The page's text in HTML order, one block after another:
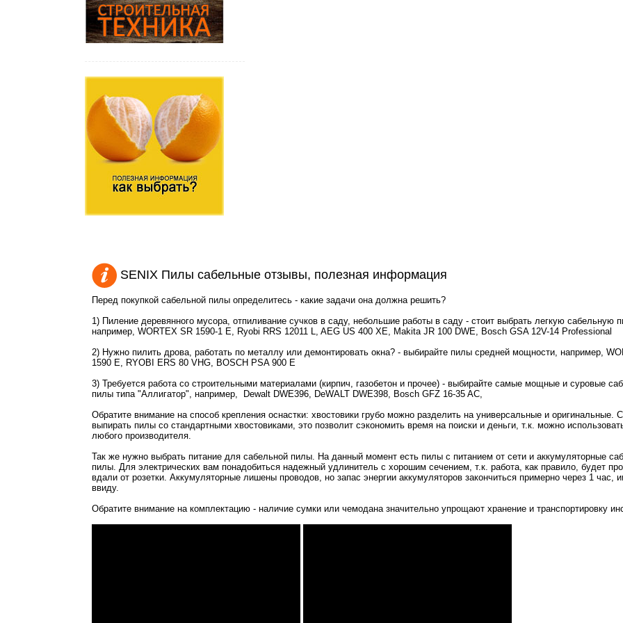
SENIX Пилы сабельные отзывы, полезная информация
Перед покупкой сабельной пилы определитесь - какие задачи она должна решить?
1) Пиление деревянного мусора, отпиливание сучков в саду, небольшие работы в саду - стоит выбрать легкую сабельную
например, WORTEX SR 1590-1 E, Ryobi RRS 12011 L, AEG US 400 XE, Makita JR 100 DWE, Bosch GSA 12V-14 Professional
2) Нужно пилить дрова, работать по металлу или демонтировать окна? - выбирайте пилы средней мощности, например,
1590 E, RYOBI ERS 80 VHG, BOSCH PSA 900 E
3) Требуется работа со строительными материалами (кирпич, газобетон и прочее) - выбирайте самые мощные и суровые
пилы типа "Аллигатор", например, Dewalt DWE396, DeWALT DWE398, Bosch GFZ 16-35 AC,
Обратите внимание на способ крепления оснастки: хвостовики грубо можно разделить на универсальные и оригинальные.
выпирать пилы со стандартными хвостовиками, это позволит сэкономить время на поиски и деньги, т.к. можно
любого производителя.
Так же нужно выбрать питание для сабельной пилы. На данный момент есть пилы с питанием от сети и аккумуляторные
пилы. Для электрических вам понадобиться надежный удлинитель с хорошим сечением, т.к. работа, как правило, будет
вдали от розетки. Аккумуляторные лишены проводов, но запас энергии аккумуляторов закончиться примерно через 1 час,
ввиду.
Обратите внимание на комплектацию - наличие сумки или чемодана значительно упрощают хранение и транспортировку